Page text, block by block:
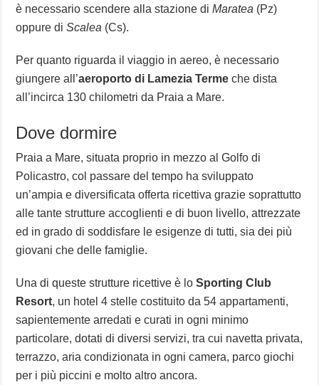
è necessario scendere alla stazione diMaratea (Pz)
oppure diScalea (Cs).
Per quanto riguarda il viaggio in aereo, è necessario
giungere all’aeroporto di Lamezia Terme che dista
all’incirca 130 chilometri da Praia a Mare.
Dove dormire
Praia a Mare, situata proprio in mezzo al Golfo di
Policastro, col passare del tempo ha sviluppato
un’ampia e diversificata offerta ricettiva grazie soprattutto
alle tante strutture accoglienti e di buon livello, attrezzate
ed in grado di soddisfare le esigenze di tutti, sia dei più
giovani che delle famiglie.
Una di queste strutture ricettive è loSporting Club
Resort, un hotel 4 stelle costituito da 54 appartamenti,
sapientemente arredati e curati in ogni minimo
particolare, dotati di diversi servizi, tra cui navetta privata,
terrazzo, aria condizionata in ogni camera, parco giochi
per i più piccini e molto altro ancora.